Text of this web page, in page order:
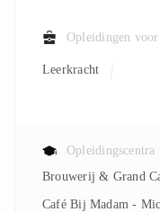
Opleidingen voor
Leerkracht
Opleidingscentra
Brouwerij & Grand
Café Bij Madam -